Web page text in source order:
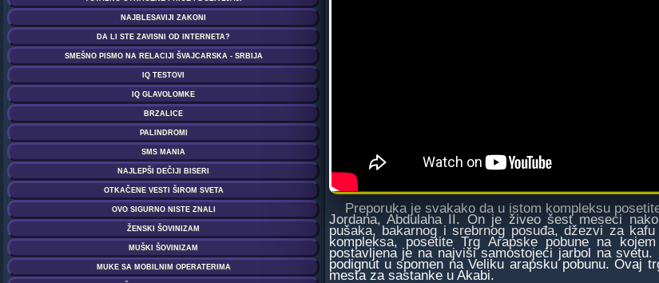
Preporuka je svakako da u istom kompleksu
Jordana, Abdulaha II. On je živeo šest meseci
pušaka, bakarnog i srebrnog posuđa, džezvi za
kompleksa, posetite Trg Arapske pobune na
postavljena je na najviši samostojeći jarbol na
podignut u spomen na Veliku arapsku pobunu. Ovaj
mesta za sastanke u Akabi.